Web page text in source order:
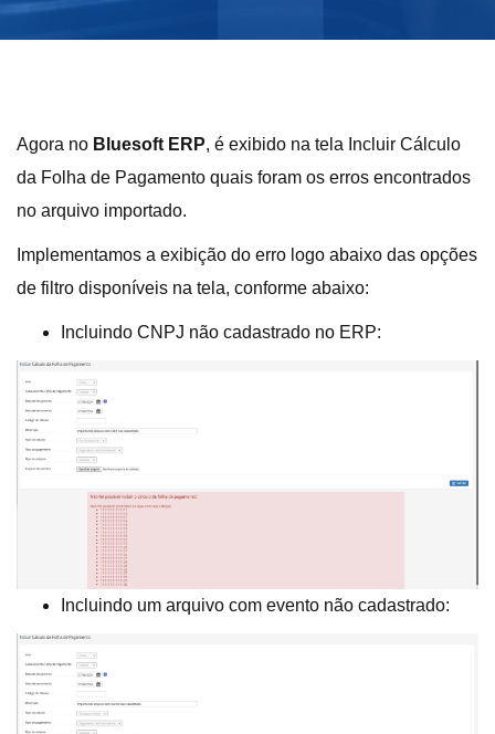
Agora no Bluesoft ERP, é exibido na tela Incluir Cálculo
da Folha de Pagamento quais foram os erros encontrados
no arquivo importado.
Implementamos a exibição do erro logo abaixo das opções
de filtro disponíveis na tela, conforme abaixo:
Incluindo CNPJ não cadastrado no ERP:
Incluindo um arquivo com evento não cadastrado: